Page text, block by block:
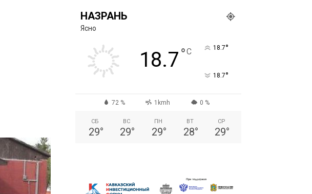
НАЗРАНЬ
Ясно
18.7°C 18.7°
18.7°
72 % 1kmh 0 %
СБ
29°
ВС
29°
ПН
29°
ВТ
28°
СР
29°